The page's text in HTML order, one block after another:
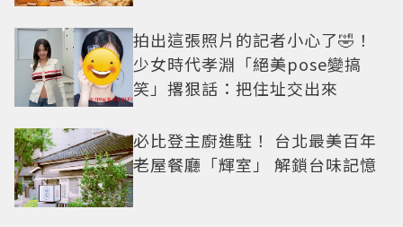
拍出這張照片的記者小心了🤣！
少女時代孝淵「絕美pose變搞
笑」撂狠話：把住址交出來
必比登主廚進駐！ 台北最美百年
老屋餐廳「輝室」 解鎖台味記憶